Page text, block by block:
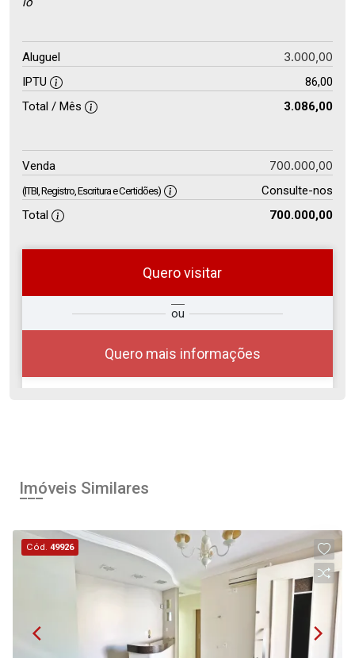
Aluguel 3.000,00
IPTU
86,00
Total / Mês
3.086,00
Venda 700.000,00
(ITBI, Registro, Escritura e Certidões)
Consulte-nos
Total
700.000,00
Quero visitar
ou
Quero mais informações
Deseja
Comprar
ou
Alugar
?
Continuar
Imóveis Similares
Cód.49926